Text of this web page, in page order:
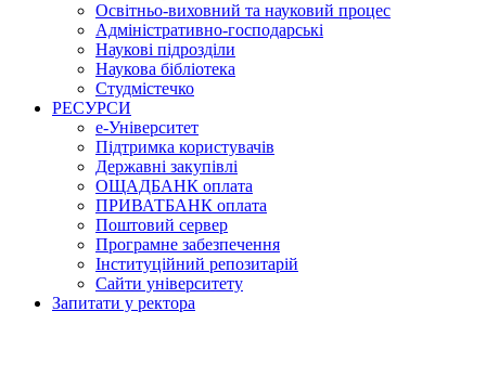
Освітньо-виховний та науковий процес
Адміністративно-господарські
Наукові підрозділи
Наукова бібліотека
Студмістечко
РЕСУРСИ
е-Університет
Підтримка користувачів
Державні закупівлі
ОЩАДБАНК оплата
ПРИВАТБАНК оплата
Поштовий сервер
Програмне забезпечення
Інституційний репозитарій
Сайти університету
Запитати у ректора